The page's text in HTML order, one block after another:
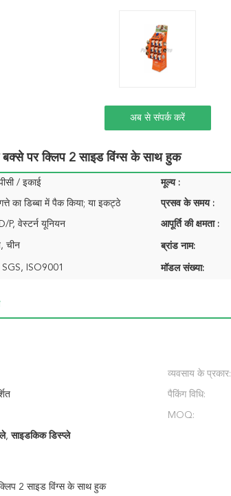
अब से संपर्क करें
बक्से पर क्लिप 2 साइड विंग्स के साथ हुक
/ इकाई मूल्य :
का डिब्बा में पैक किया; या इकट्ठे प्रसव के समय :
P, वेस्टर्न यूनियन आपूर्ति की क्षमता :
चीन ब्रांड नाम:
SGS, ISO9001 मॉडल संख्या:
व्यवसाय के प्रकार:
पैकिंग विधि:
MOQ:
,साइडकिक डिस्प्ले
क्लिप 2 साइड विंग्स के साथ हुक